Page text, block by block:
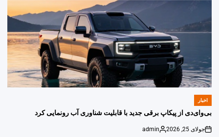
POSTED
اخبار
بی‌وای‌دی از پیکاپ برقی جدید با قابلیت شناوری آب رونمایی کرد
on
جولای 25, 2026
Posted
admin